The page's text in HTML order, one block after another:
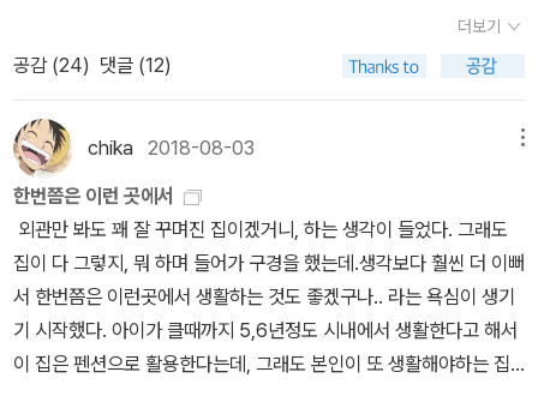
너지고 일어나고 있었다. 나를 잠깐씩 들여다본 시간 동안 나만 몰랐
지 나도 잠깐씩은 반짝였을지 모르겠다.
며 뜻하지 않은 위로를 받았다. 다시 밥맛을 찾았고 웃음도 찾았고 현
실적으로 병원비 걱정도 하면서. 더이상 이곳에서 할 수 있는게 없다,
는 뜻이었겠구나,라는 생각은 나중에야 들었고 주위분들의 도움으로
그리 긴 시간을 기다리지 않고 모든 것이 해결되었다. 하지만 이것은
정말 나중에야, 이미 절망을 할만큼 한 이후에야 찾아온 안정이어서
그 시간동안 어찌 지냈었는지 기억에 없다. 다행히도 나는 지금 아무
일도 없었던듯이 살아가고 있다. 등허리에 매달렸던 외계인의 촉수같
던 줄을 빼내고 그 자리에는 수술자국이 남아있듯 온전히 아무일도
없었던 것이 되지는 않겠지만.마찬가지로 미련하게 아쉬워하며 하고
자 했던 일들을 실행하는 것들은 잊은채 그냥 살아가고 있다. 죽음
다른 사람은 어떤지 모르겠지만 나는 스포츠 경기를 볼 때 눈
물이 가장 많이 난다. ... 선수들의 표정을 보고 있으면 눈물이 난다.
그들의 표정에서 그 동안 겪은 시간이 보이기 때문이다. 그들의 환호
를 보며 울고 있으면 그들의 시간을 함께 이해한 듯한 느낌이 든다.눈
물이란 다른 사람의 삶을 이해할 수 있게 된 대가로 내가 세상에 지불
하는 동전인 셈이다. -67쪽 김중혁 작가님쯤 되면 공감의 아이콘일
것이고. 세상 사람들이 이렇게 서로에 대해 너그럽고 타인을 이해하
는 스케일이 크다면 걱정할 게 뭐가 있겠어요. 남의 일이 곧 내 일처럼
느껴질텐데. 우리가 책을 읽는 이유의 이분의 일쯤은 이런 이유가 있
고요. 작가에게도 글쓰기가 주는 기쁨 가운데 가장 강렬한
하고 결론지었을 뿐이다 (다른 형태로 학교 봉사를 해본 적은 있다.
그리고 사정상 학교 봉사를 안할 수도, 못할 수도 있다고 생각한다.)
유명 여배우들도 녹색어머니회를 한다는데 집에 있으면서 그 정도도
못 하느냐는 소리를 같은 엄마에게 듣고 싶지 않을 뿐이다. *어제는
아들이 방학 중에 파자마 파티에 초대를 받아 그집 엄마에게 답례로
차를 사드리는 시간을 가졌다. 서로 신상 소개를 간단히 하고 아이들
이야기가 이어지니 급격하게 피로감이 몰려온다. 막연히 주부끼리는
이야기가 잘 통할 거라고들 생각하지만 다년간의 경험으로 그렇지 않
다. 나의 취향과 성격은 배제한 채 아이들 학년, 동네가 비슷하다는 이
유로 만나서 겉도는 이야기를 하다 헤어질 때가 많다. 가끔 이야기가
통하는 순간도 있지만 대개는 거래처 사람들과 만나는 것과 같다. 자
펼쳤다 하였다. 여러 사람이 인터뷰이로 등장하지만,이렇게든 저렇게
든 알고 들어봤던 사람인데,내가 모르고 생소했던 사람은 장혜영 님
의 추천사가 나온다.'사람'에 천착하면서 사회를 읽어내는 인터뷰들은
그리 많지 않다. 매번 긴 호흡의 인터뷰를 하면서도 관성의 늪에 빠지
지 않고 '사람'에 대한 애정을 보여준 그의 인터뷰에 감사하고 감탄해
왔다. 그에게서 이런 결과물이 나올 것을 미리 알 순 없었지만, 그에
대한 믿음은 있었다는 것을 전한다. _손석희 (<JTBC뉴스룸> 앵커)
읽으면서 그동안 내가 읽어온 인터뷰집이랑 이 인터뷰집이랑은 약간
다르다고 생각했는데,그게 아무래도 신문에 연재하는 글이다 보니,'사
람'을 인터뷰하면서 '사회'를 읽어내려 애썼기 때문인 것 같다.그동안
이 났지만, 이런분들이 있었기에 희망이 보이지 않던 곳에서 희망을
발견하는것 같습니다. 추석 연휴 기간동안 나눠 읽으면서, 신랑에게
오랜만에 '이런 책이 있는데, 읽어봐' 라고 권했습니다.^^ 유
대얼 지음 / 을유문화사 / 2018년 8월 사진 속으로 퐁당 빠져들고 싶
었던~~~바라만 봐도 행복한 상상을 주었어요. 핸드폰을 쥐고 있는
저 남자가 고개를 들면 오른쪽 가우디의 건물을 바로 볼수 있는 순간.
재미있는 사진 배열 이었어요. 마찬가지로, 창가에 걸터 누은 고양이
의 맞은 편에는 멋진 성이 있네요. 정말 명당 자리입니다.^^ 바로셀로
나의 식당 '토토'는 모르지만, 이 순간 울 강쥐 '토토'가 떠올랐어요. 떠
나 보낸지 2년이 다되가네요... 종종 카푸를 부를때 토토라고 불러서
민망할때가 한두번이 아니었습니다. ㅠ.ㅠ 나도 저기 오페라 하우스
더보기
공감 (24) 댓글 (12)
chika 2018-08-03
한번쯤은 이런 곳에서
외관만 봐도 꽤 잘 꾸며진 집이겠거니, 하는 생각이 들었다. 그래도
집이 다 그렇지, 뭐 하며 들어가 구경을 했는데.생각보다 훨씬 더 이뻐
서 한번쯤은 이런곳에서 생활하는 것도 좋겠구나.. 라는 욕심이 생기
기 시작했다. 아이가 클때까지 5,6년정도 시내에서 생활한다고 해서
이 집은 펜션으로 활용한다는데, 그래도 본인이 또 생활해야하는 집